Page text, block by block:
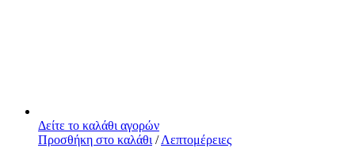
Δείτε το καλάθι αγορών
Προσθήκη στο καλάθι / Λεπτομέρειες